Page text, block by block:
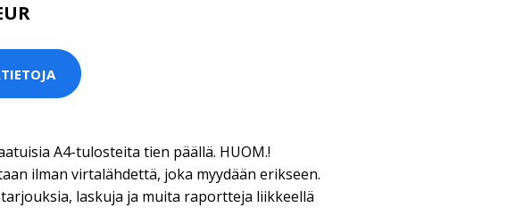
A4-tulosteita tien päällä. HUOM.!
ilman virtalähdettä, joka myydään erikseen.
laskuja ja muita raportteja liikkeellä